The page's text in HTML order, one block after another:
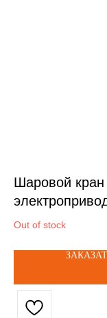
Шаровой кран
GIDROLOCK
Out of stock